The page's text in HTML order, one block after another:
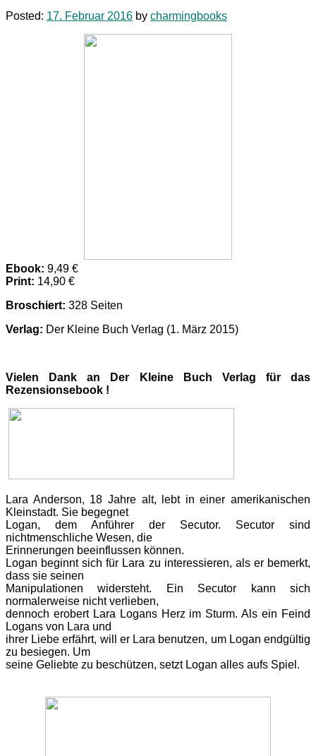
Posted: 17. Februar 2016 by charmingbooks
Ebook: 9,49 €
Print: 14,90 €
Broschiert: 328 Seiten
Verlag: Der Kleine Buch Verlag (1. März 2015)
Vielen Dank an Der Kleine Buch Verlag für das
Rezensionsebook !
Lara Anderson, 18 Jahre alt, lebt in einer amerikanischen
Kleinstadt. Sie begegnet
Logan, dem Anführer der Secutor. Secutor sind
nichtmenschliche Wesen, die
Erinnerungen beeinflussen können.
Logan beginnt sich für Lara zu interessieren, als er bemerkt,
dass sie seinen
Manipulationen widersteht. Ein Secutor kann sich
normalerweise nicht verlieben,
dennoch erobert Lara Logans Herz im Sturm. Als ein Feind
Logans von Lara und
ihrer Liebe erfährt, will er Lara benutzen, um Logan endgültig
zu besiegen. Um
seine Geliebte zu beschützen, setzt Logan alles aufs Spiel.